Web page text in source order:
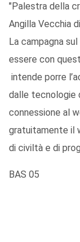
"Palestra della
Angilla Vecchia
La campagna
essere con
intende porre
dalle tecnologie
connessione al
gratuitamente il
di civiltà e di
BAS 05